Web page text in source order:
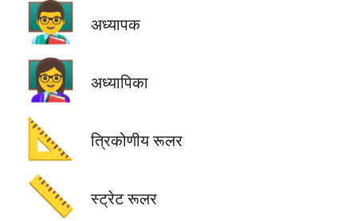
👨‍🏫 अध्यापक
👩‍🏫 अध्यापिका
📐 त्रिकोणीय रूलर
📏 स्ट्रेट रूलर